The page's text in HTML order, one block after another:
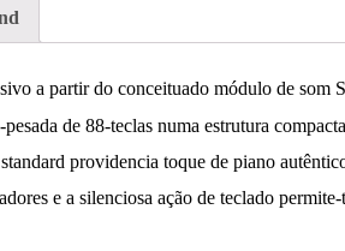
a partir do conceituado módulo de
de 88-teclas numa estrutura compacta
providencia toque de piano
e a silenciosa ação de teclado